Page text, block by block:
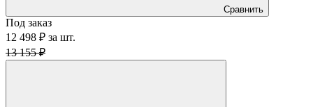
Сравнить
Под заказ
12 498 ₽ за шт.
13 155 ₽